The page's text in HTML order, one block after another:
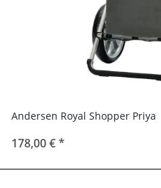
Andersen Royal Shopper Priya
178,00 €*